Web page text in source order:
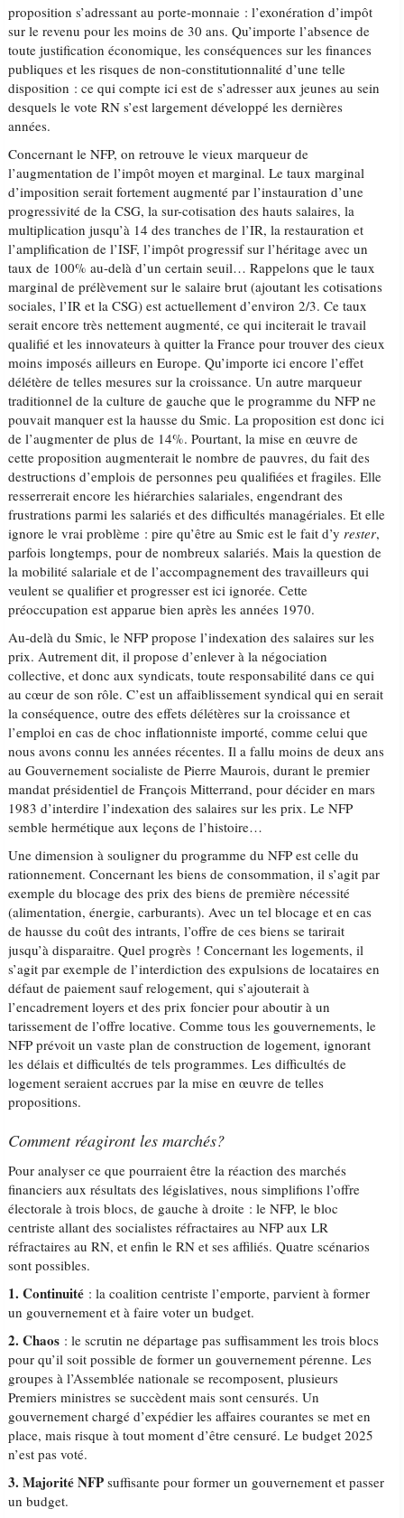
proposition s’adressant au porte-monnaie : l’exonération d’impôt
sur le revenu pour les moins de 30 ans. Qu’importe l’absence de
toute justification économique, les conséquences sur les finances
publiques et les risques de non-constitutionnalité d’une telle
disposition : ce qui compte ici est de s’adresser aux jeunes au sein
desquels le vote RN s’est largement développé les dernières
années.
Concernant le NFP, on retrouve le vieux marqueur de
l’augmentation de l’impôt moyen et marginal. Le taux marginal
d’imposition serait fortement augmenté par l’instauration d’une
progressivité de la CSG, la sur-cotisation des hauts salaires, la
multiplication jusqu’à 14 des tranches de l’IR, la restauration et
l’amplification de l’ISF, l’impôt progressif sur l’héritage avec un
taux de 100% au-delà d’un certain seuil… Rappelons que le taux
marginal de prélèvement sur le salaire brut (ajoutant les cotisations
sociales, l’IR et la CSG) est actuellement d’environ 2/3. Ce taux
serait encore très nettement augmenté, ce qui inciterait le travail
qualifié et les innovateurs à quitter la France pour trouver des cieux
moins imposés ailleurs en Europe. Qu’importe ici encore l’effet
délétère de telles mesures sur la croissance. Un autre marqueur
traditionnel de la culture de gauche que le programme du NFP ne
pouvait manquer est la hausse du Smic. La proposition est donc ici
de l’augmenter de plus de 14%. Pourtant, la mise en œuvre de
cette proposition augmenterait le nombre de pauvres, du fait des
destructions d’emplois de personnes peu qualifiées et fragiles. Elle
resserrerait encore les hiérarchies salariales, engendrant des
frustrations parmi les salariés et des difficultés managériales. Et elle
ignore le vrai problème : pire qu’être au Smic est le fait d’yrester,
parfois longtemps, pour de nombreux salariés. Mais la question de
la mobilité salariale et de l’accompagnement des travailleurs qui
veulent se qualifier et progresser est ici ignorée. Cette
préoccupation est apparue bien après les années 1970.
Au-delà du Smic, le NFP propose l’indexation des salaires sur les
prix. Autrement dit, il propose d’enlever à la négociation
collective, et donc aux syndicats, toute responsabilité dans ce qui
au cœur de son rôle. C’est un affaiblissement syndical qui en serait
la conséquence, outre des effets délétères sur la croissance et
l’emploi en cas de choc inflationniste importé, comme celui que
nous avons connu les années récentes. Il a fallu moins de deux ans
au Gouvernement socialiste de Pierre Maurois, durant le premier
mandat présidentiel de François Mitterrand, pour décider en mars
1983 d’interdire l’indexation des salaires sur les prix. Le NFP
semble hermétique aux leçons de l’histoire…
Une dimension à souligner du programme du NFP est celle du
rationnement. Concernant les biens de consommation, il s’agit par
exemple du blocage des prix des biens de première nécessité
(alimentation, énergie, carburants). Avec un tel blocage et en cas
de hausse du coût des intrants, l’offre de ces biens se tarirait
jusqu’à disparaitre. Quel progrès ! Concernant les logements, il
s’agit par exemple de l’interdiction des expulsions de locataires en
défaut de paiement sauf relogement, qui s’ajouterait à
l’encadrement loyers et des prix foncier pour aboutir à un
tarissement de l’offre locative. Comme tous les gouvernements, le
NFP prévoit un vaste plan de construction de logement, ignorant
les délais et difficultés de tels programmes. Les difficultés de
logement seraient accrues par la mise en œuvre de telles
propositions.
Comment réagiront les marchés?
Pour analyser ce que pourraient être la réaction des marchés
financiers aux résultats des législatives, nous simplifions l’offre
électorale à trois blocs, de gauche à droite : le NFP, le bloc
centriste allant des socialistes réfractaires au NFP aux LR
réfractaires au RN, et enfin le RN et ses affiliés. Quatre scénarios
sont possibles.
1. Continuité : la coalition centriste l’emporte, parvient à former
un gouvernement et à faire voter un budget.
2. Chaos : le scrutin ne départage pas suffisamment les trois blocs
pour qu’il soit possible de former un gouvernement pérenne. Les
groupes à l’Assemblée nationale se recomposent, plusieurs
Premiers ministres se succèdent mais sont censurés. Un
gouvernement chargé d’expédier les affaires courantes se met en
place, mais risque à tout moment d’être censuré. Le budget 2025
n’est pas voté.
3. Majorité NFP suffisante pour former un gouvernement et passer
un budget.